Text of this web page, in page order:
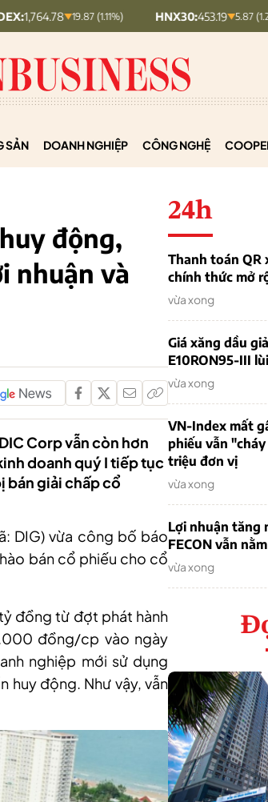
19.87 (1.11%) HNX30: 453.19 5.87 (1.28%)
SẢN DOANH NGHIỆP CÔNG NGHỆ
động,
nhuận và
Corp vẫn còn hơn
doanh quý I tiếp tục
bán giải chấp cổ
DIG) vừa công bố báo
bán cổ phiếu cho cổ
đồng từ đợt phát hành
đồng/cp vào ngày
nghiệp mới sử dụng
huy động. Như vậy, vẫn
24h
Thanh toán QR
chính thức mở
vừa xong
Giá xăng dầu
E10RON95-III
vừa xong
VN-Index mất
phiếu vẫn
triệu đơn vị
vừa xong
Lợi nhuận tăng
FECON vẫn
vừa xong